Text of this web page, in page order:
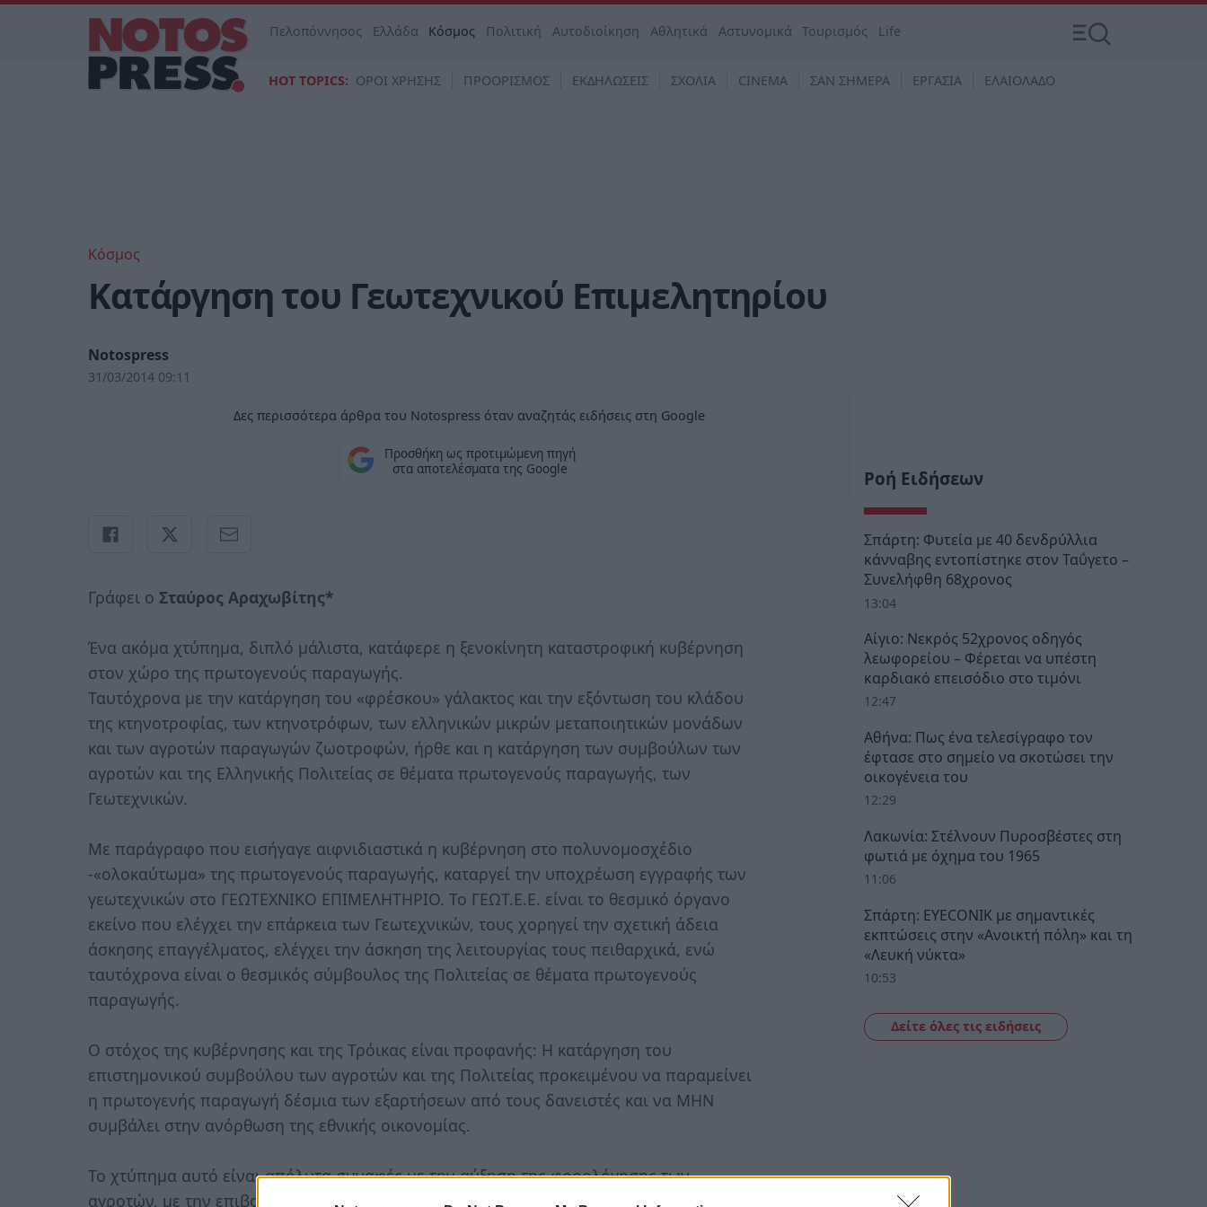
Πελοπόννησος Ελλάδα Κόσμος Πολιτική Αυτοδιοίκηση Αθλητικά Αστυνομικά Τουρισμός Life
HOT TOPICS: ΟΡΟΙ ΧΡΗΣΗΣ ΠΡΟΟΡΙΣΜΟΣ ΕΚΔΗΛΩΣΕΙΣ ΣΧΟΛΙΑ CINEMA ΣΑΝ ΣΗΜΕΡΑ ΕΡΓΑΣΙΑ ΕΛΑΙΟΛΑΔΟ
Κόσμος
Κατάργηση του Γεωτεχνικού Επιμελητηρίου
Notospress
31/03/2014 09:11
Δες περισσότερα άρθρα του Notospress όταν αναζητάς ειδήσεις στη Google
Προσθήκη ως προτιμώμενη πηγή
στα αποτελέσματα της Google
Γράφει ο Σταύρος Αραχωβίτης*
Ένα ακόμα χτύπημα, διπλό μάλιστα, κατάφερε η ξενοκίνητη καταστροφική κυβέρνηση
στον χώρο της πρωτογενούς παραγωγής.
Ταυτόχρονα με την κατάργηση του «φρέσκου» γάλακτος και την εξόντωση του κλάδου
της κτηνοτροφίας, των κτηνοτρόφων, των ελληνικών μικρών μεταποιητικών μονάδων
και των αγροτών παραγωγών ζωοτροφών, ήρθε και η κατάργηση των συμβούλων των
αγροτών και της Ελληνικής Πολιτείας σε θέματα πρωτογενούς παραγωγής, των
Γεωτεχνικών.
Με παράγραφο που εισήγαγε αιφνιδιαστικά η κυβέρνηση στο πολυνομοσχέδιο
-«ολοκαύτωμα» της πρωτογενούς παραγωγής, καταργεί την υποχρέωση εγγραφής των
γεωτεχνικών στο ΓΕΩΤΕΧΝΙΚΟ ΕΠΙΜΕΛΗΤΗΡΙΟ. Το ΓΕΩΤ.Ε.Ε. είναι το θεσμικό όργανο
εκείνο που ελέγχει την επάρκεια των Γεωτεχνικών, τους χορηγεί την σχετική άδεια
άσκησης επαγγέλματος, ελέγχει την άσκηση της λειτουργίας τους πειθαρχικά, ενώ
ταυτόχρονα είναι ο θεσμικός σύμβουλος της Πολιτείας σε θέματα πρωτογενούς
παραγωγής.
Ο στόχος της κυβέρνησης και της Τρόικας είναι προφανής: Η κατάργηση του
επιστημονικού συμβούλου των αγροτών και της Πολιτείας προκειμένου να παραμείνει
η πρωτογενής παραγωγή δέσμια των εξαρτήσεων από τους δανειστές και να ΜΗΝ
συμβάλει στην ανόρθωση της εθνικής οικονομίας.
Το χτύπημα αυτό είναι απόλυτα συναφές με την αύξηση της φορολόγησης των
αγροτών, με την επιβολή χαρατσιού στα αγροτεμάχια, με την αύξηση του κόστους
Ροή Ειδήσεων
Σπάρτη: Φυτεία με 40 δενδρύλλια
κάνναβης εντοπίστηκε στον Ταΰγετο –
Συνελήφθη 68χρονος
13:04
Αίγιο: Νεκρός 52χρονος οδηγός
λεωφορείου – Φέρεται να υπέστη
καρδιακό επεισόδιο στο τιμόνι
12:47
Αθήνα: Πως ένα τελεσίγραφο τον
έφτασε στο σημείο να σκοτώσει την
οικογένεια του
12:29
Λακωνία: Στέλνουν Πυροσβέστες στη
φωτιά με όχημα του 1965
11:06
Σπάρτη: EYECONIK με σημαντικές
εκπτώσεις στην «Ανοικτή πόλη» και τη
«Λευκή νύκτα»
10:53
Δείτε όλες τις ειδήσεις